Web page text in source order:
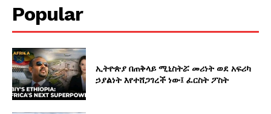
Popular
ኢትዮጵያ በጠቅላይ ሚኒስትሯ መሪነት ወደ አፍሪካ
ኃያልነት እየተሸጋገረች ነው፤ ፈርስት ፖስት